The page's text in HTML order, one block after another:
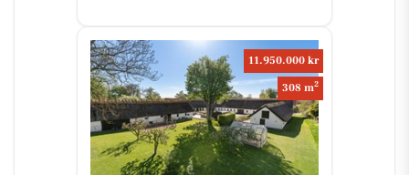
11.950.000 kr
308 m2